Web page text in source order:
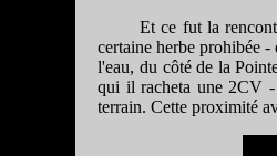
Et ce fut la
certaine herbe prohibée
l'eau, du côté de la
qui il racheta une 2CV -
terrain. Cette proximité